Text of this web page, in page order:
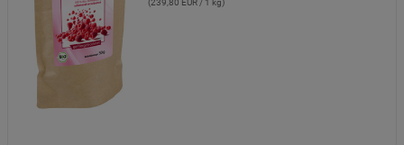
(239,80 EUR / 1 kg)